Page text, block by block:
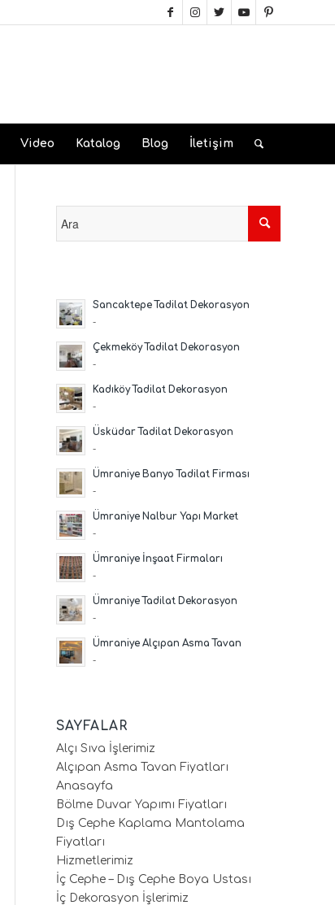
Video Katalog Blog İletişim
Sancaktepe Tadilat Dekorasyon
-
Çekmeköy Tadilat Dekorasyon
-
Kadıköy Tadilat Dekorasyon
-
Üsküdar Tadilat Dekorasyon
-
Ümraniye Banyo Tadilat Firması
-
Ümraniye Nalbur Yapı Market
-
Ümraniye İnşaat Firmaları
-
Ümraniye Tadilat Dekorasyon
-
Ümraniye Alçıpan Asma Tavan
-
SAYFALAR
Alçı Sıva İşlerimiz
Alçıpan Asma Tavan Fiyatları
Anasayfa
Bölme Duvar Yapımı Fiyatları
Dış Cephe Kaplama Mantolama
Fiyatları
Hizmetlerimiz
İç Cephe – Dış Cephe Boya Ustası
İç Dekorasyon İşlerimiz